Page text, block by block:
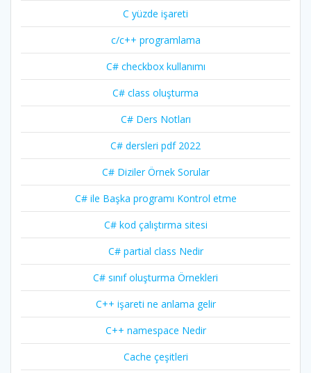
C yüzde işareti
c/c++ programlama
C# checkbox kullanımı
C# class oluşturma
C# Ders Notları
C# dersleri pdf 2022
C# Diziler Örnek Sorular
C# ile Başka programı Kontrol etme
C# kod çalıştırma sitesi
C# partial class Nedir
C# sınıf oluşturma Örnekleri
C++ işareti ne anlama gelir
C++ namespace Nedir
Cache çeşitleri